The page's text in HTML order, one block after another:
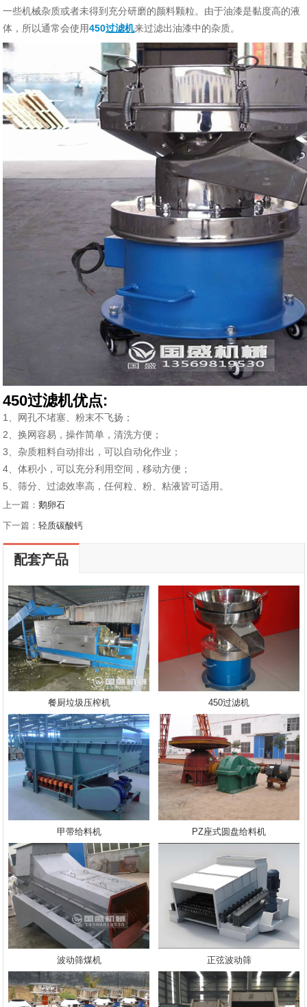
一些机械杂质或者未得到充分研磨的颜料颗粒。由于油漆是黏度高的液
体，所以通常会使用450过滤机来过滤出油漆中的杂质。
450过滤机优点:
1、网孔不堵塞、粉末不飞扬；
2、换网容易，操作简单，清洗方便；
3、杂质粗料自动排出，可以自动化作业；
4、体积小，可以充分利用空间，移动方便；
5、筛分、过滤效率高，任何粒、粉、粘液皆可适用。
上一篇：鹅卵石
下一篇：轻质碳酸钙
配套产品
餐厨垃圾压榨机 450过滤机
甲带给料机 PZ座式圆盘给料机
波动筛煤机 正弦波动筛